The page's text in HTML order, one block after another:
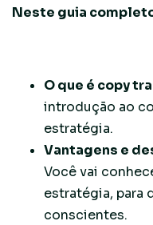
Neste guia
O que é copy
introdução ao
estratégia.
Vantagens e
Você vai
estratégia, para
conscientes.